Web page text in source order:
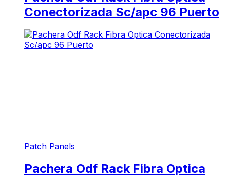
Conectorizada Sc/apc 96 Puerto
Patch Panels
Pachera Odf Rack Fibra Optica